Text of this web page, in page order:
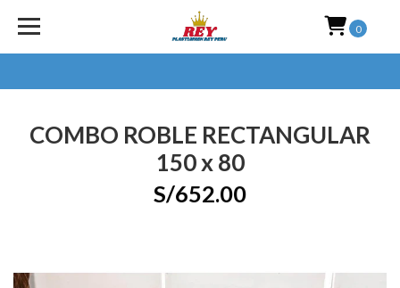
0
COMBO ROBLE RECTANGULAR
150 x 80
S/652.00